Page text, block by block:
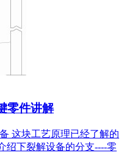
零件讲解
这块工艺原理已经了解的
绍下裂解设备的分支----零